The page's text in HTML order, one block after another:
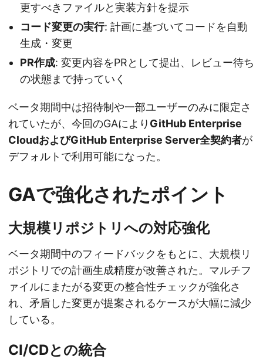
更すべきファイルと実装方針を提示
コード変更の実行: 計画に基づいてコードを自動
生成・変更
PR作成: 変更内容をPRとして提出、レビュー待ち
の状態まで持っていく
ベータ期間中は招待制や一部ユーザーのみに限定さ
れていたが、今回のGAにより GitHub Enterprise
CloudおよびGitHub Enterprise Server全契約者が
デフォルトで利用可能になった。
GAで強化されたポイント
大規模リポジトリへの対応強化
ベータ期間中のフィードバックをもとに、大規模リ
ポジトリでの計画生成精度が改善された。マルチフ
ァイルにまたがる変更の整合性チェックが強化さ
れ、矛盾した変更が提案されるケースが大幅に減少
している。
CI/CDとの統合